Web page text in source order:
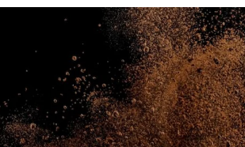
CAREERS
NEWS & STORIES